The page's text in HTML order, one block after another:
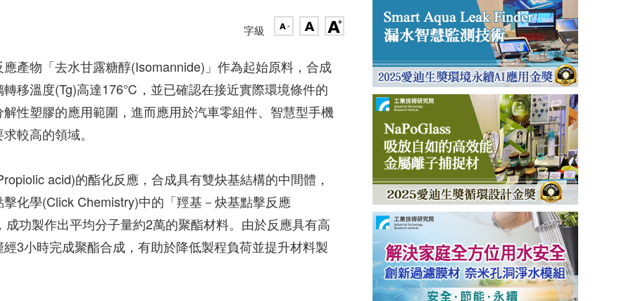
字級
產物「去水甘露糖醇(Isomannide)」作為起始原料，合成
移溫度(Tg)高達176℃，並已確認在接近實際環境條件的
性塑膠的應用範圍，進而應用於汽車零組件、智慧型手機
較高的領域。
acid)的酯化反應，合成具有雙炔基結構的中間體，
化學(Click Chemistry)中的「羥基－炔基點擊反應
功製作出平均分子量約2萬的聚酯材料。由於反應具有高
3小時完成聚酯合成，有助於降低製程負荷並提升材料製